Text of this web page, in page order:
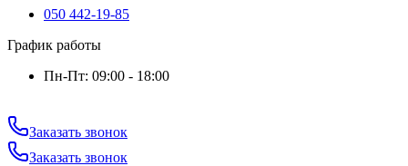
050 442-19-85
График работы
Пн-Пт: 09:00 - 18:00
Заказать звонок
Заказать звонок